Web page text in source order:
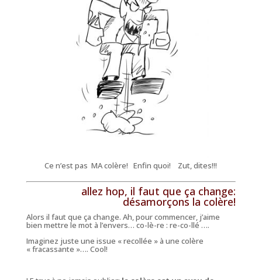
Ce n’est pas MA colère! Enfin quoi! Zut, dites!!!
allez hop, il faut que ça change:
désamorçons la colère!
Alors il faut que ça change. Ah, pour commencer, j’aime
bien mettre le mot à l’envers… co-lè-re : re-co-llé ….
Imaginez juste une issue « recollée » à une colère
« fracassante »…. Cool!